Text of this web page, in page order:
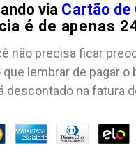
via Cartão de
é de apenas
não precisa ficar
lembrar de pagar o
descontado na fatura